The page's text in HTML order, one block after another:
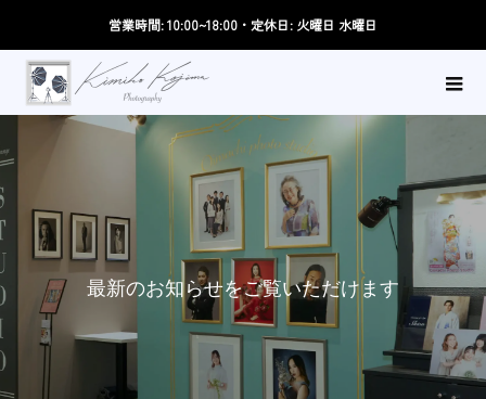
営業時間: 10:00~18:00・定休日: 火曜日 水曜日
最新のお知らせをご覧いただけます。